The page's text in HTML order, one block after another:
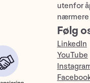
utenfor
nærmere
Følg
LinkedIn
YouTube